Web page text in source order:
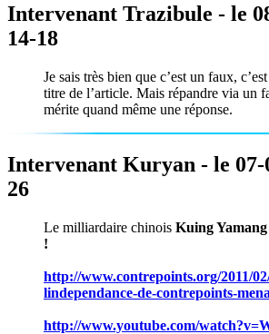
Intervenant Trazibule - le
14-18
Je sais très bien que c’est un faux,
titre de l’article. Mais répandre via un
mérite quand même une réponse.
Intervenant Kuryan - le 07-
26
Le milliardaire chinois Kuing Yamang
!
http://www.contrepoints.org/2011/
lindependance-de-contrepoints-
http://www.youtube.com/